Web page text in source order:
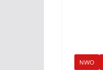
NWO